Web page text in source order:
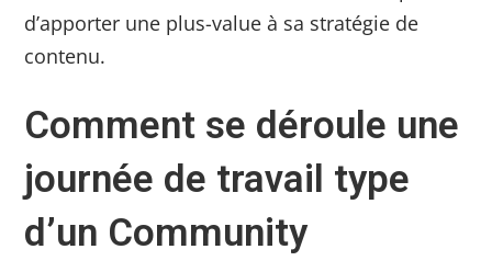
d’apporter une plus-value à sa stratégie de
contenu.
Comment se déroule une
journée de travail type
d’un Community